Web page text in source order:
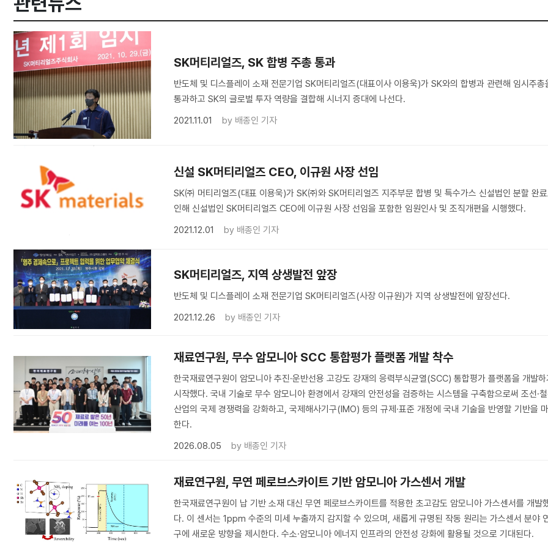
SK머티리얼즈, SK 합병 주총 통과
반도체 및 디스플레이 소재 전문기업 SK머티리얼즈(대표이사 이용욱)가 SK와의 합병과 관련해 임시주총
통과하고 SK의 글로벌 투자 역량을 결합해 시너지 증대에 나선다.
2021.11.01
by 배종인 기자
신설 SK머티리얼즈 CEO, 이규원 사장 선임
SK㈜ 머티리얼즈(대표 이용욱)가 SK㈜와 SK머티리얼즈 지주부문 합병 및 특수가스 신설법인 분할 완
인해 신설법인 SK머티리얼즈 CEO에 이규원 사장 선임을 포함한 임원인사 및 조직개편을 시행했다.
2021.12.01
by 배종인 기자
SK머티리얼즈, 지역 상생발전 앞장
반도체 및 디스플레이 소재 전문기업 SK머티리얼즈(사장 이규원)가 지역 상생발전에 앞장선다.
2021.12.26
by 배종인 기자
재료연구원, 무수 암모니아 SCC 통합평가 플랫폼 개발 착수
한국재료연구원이 암모니아 추진·운반선용 고강도 강재의 응력부식균열(SCC) 통합평가 플랫폼을 개발
시작했다. 국내 기술로 무수 암모니아 환경에서 강재의 안전성을 검증하는 시스템을 구축함으로써 조선·
산업의 국제 경쟁력을 강화하고, 국제해사기구(IMO) 등의 규제·표준 개정에 국내 기술을 반영할 기반을
한다.
2026.08.05
by 배종인 기자
재료연구원, 무연 페로브스카이트 기반 암모니아 가스센서 개발
한국재료연구원이 납 기반 소재 대신 무연 페로브스카이트를 적용한 초고감도 암모니아 가스센서를 개발
다. 이 센서는 1ppm 수준의 미세 누출까지 감지할 수 있으며, 새롭게 규명된 작동 원리는 가스센서 분야
구에 새로운 방향을 제시한다. 수소·암모니아 에너지 인프라의 안전성 강화에 활용될 것으로 기대된다.